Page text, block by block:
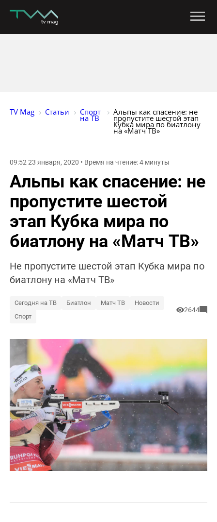
TV Mag Статьи Спорт
на ТВ
Альпы как спасение: не
пропустите шестой этап
Кубка мира по биатлону
на «Матч ТВ»
09:52 23 января, 2020 • Время на чтение: 4 минуты
Альпы как спасение: не
пропустите шестой
этап Кубка мира по
биатлону на «Матч ТВ»
Не пропустите шестой этап Кубка мира по
биатлону на «Матч ТВ»
Сегодня на ТВ Биатлон Матч ТВ
Новости
Спорт
2644